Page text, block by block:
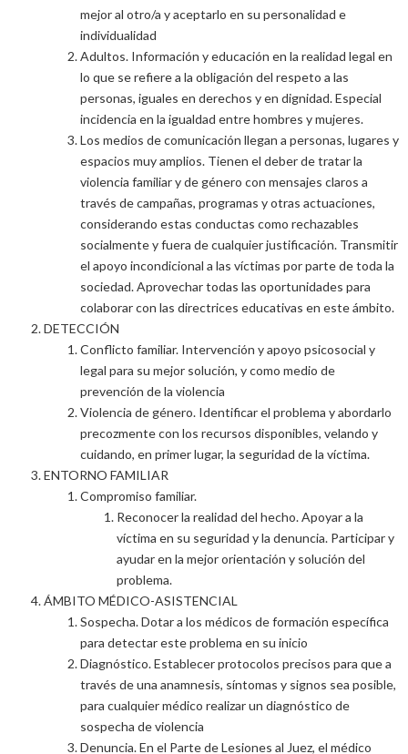
mejor al otro/a y aceptarlo en su personalidad e
individualidad
Adultos. Información y educación en la realidad legal en
lo que se refiere a la obligación del respeto a las
personas, iguales en derechos y en dignidad. Especial
incidencia en la igualdad entre hombres y mujeres.
Los medios de comunicación llegan a personas, lugares y
espacios muy amplios. Tienen el deber de tratar la
violencia familiar y de género con mensajes claros a
través de campañas, programas y otras actuaciones,
considerando estas conductas como rechazables
socialmente y fuera de cualquier justificación. Transmitir
el apoyo incondicional a las víctimas por parte de toda la
sociedad. Aprovechar todas las oportunidades para
colaborar con las directrices educativas en este ámbito.
DETECCIÓN
Conflicto familiar. Intervención y apoyo psicosocial y
legal para su mejor solución, y como medio de
prevención de la violencia
Violencia de género. Identificar el problema y abordarlo
precozmente con los recursos disponibles, velando y
cuidando, en primer lugar, la seguridad de la víctima.
ENTORNO FAMILIAR
Compromiso familiar.
Reconocer la realidad del hecho. Apoyar a la
víctima en su seguridad y la denuncia. Participar y
ayudar en la mejor orientación y solución del
problema.
ÁMBITO MÉDICO-ASISTENCIAL
Sospecha. Dotar a los médicos de formación específica
para detectar este problema en su inicio
Diagnóstico. Establecer protocolos precisos para que a
través de una anamnesis, síntomas y signos sea posible,
para cualquier médico realizar un diagnóstico de
sospecha de violencia
Denuncia. En el Parte de Lesiones al Juez, el médico